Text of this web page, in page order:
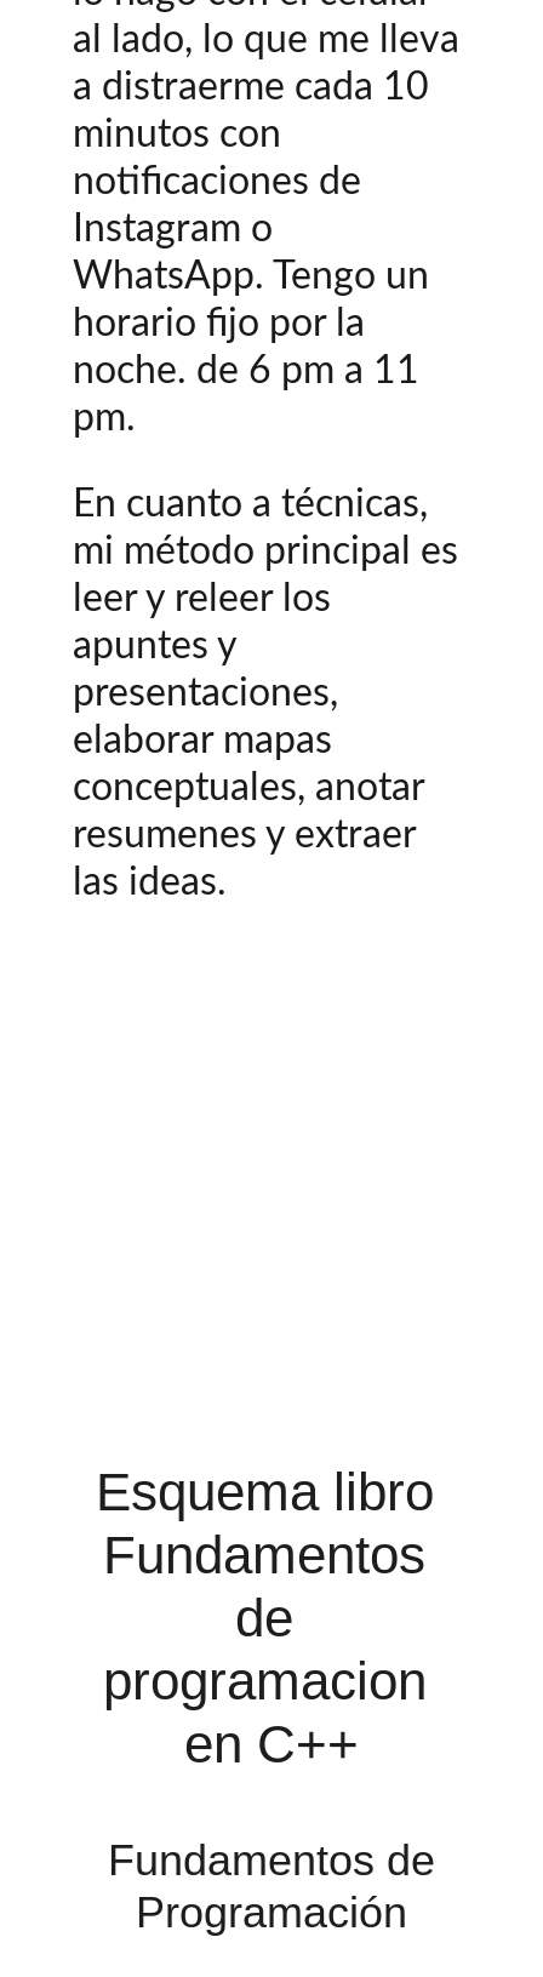
al lado, lo que me lleva
a distraerme cada 10
minutos con
notificaciones de
Instagram o
WhatsApp. Tengo un
horario fijo por la
noche. de 6 pm a 11
pm.
En cuanto a técnicas,
mi método principal es
leer y releer los
apuntes y
presentaciones,
elaborar mapas
conceptuales, anotar
resumenes y extraer
las ideas.
Esquema libro
Fundamentos
de
programacion
en C++
Programación